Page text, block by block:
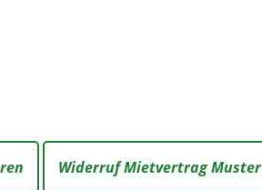
Widerruf Mietvertrag Muster